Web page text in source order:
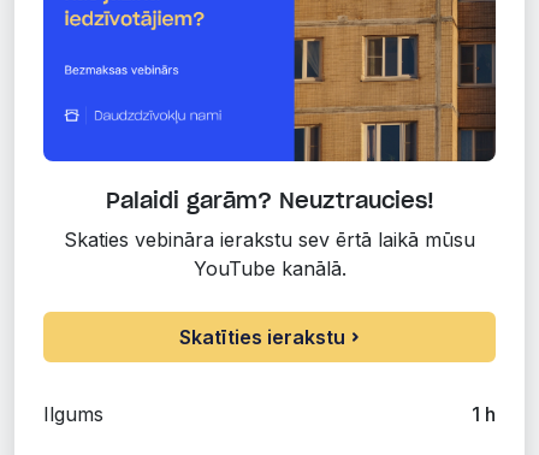
Palaidi garām? Neuztraucies!
Skaties vebināra ierakstu sev ērtā laikā mūsu
YouTube kanālā.
Skatīties ierakstu
Ilgums